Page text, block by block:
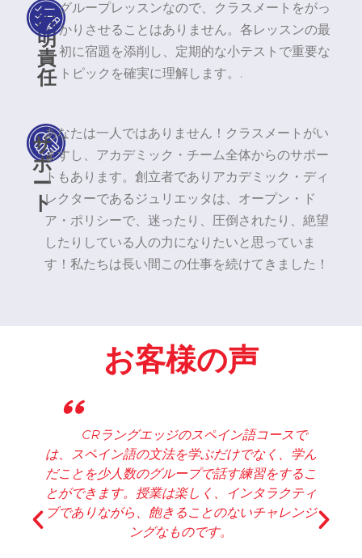
説
明
責
任
グループレッスンなので、クラスメートをがっ
かりさせることはありません。各レッスンの最
初に宿題を添削し、定期的な小テストで重要な
トピックを確実に理解します。.
サ
ポ
ー
ト
あなたは一人ではありません！クラスメートがい
ますし、アカデミック・チーム全体からのサポー
トもあります。創立者でありアカデミック・ディ
レクターであるジュリエッタは、オープン・ド
ア・ポリシーで、迷ったり、圧倒されたり、絶望
したりしている人の力になりたいと思っていま
す！私たちは長い間この仕事を続けてきました！
お客様の声
" CRラングエッジのスペイン語コースで
は、スペイン語の文法を学ぶだけでなく、学ん
だことを少人数のグループで話す練習をするこ
とができます。授業は楽しく、インタラクティ
ブでありながら、飽きることのないチャレンジ
ングなものです。